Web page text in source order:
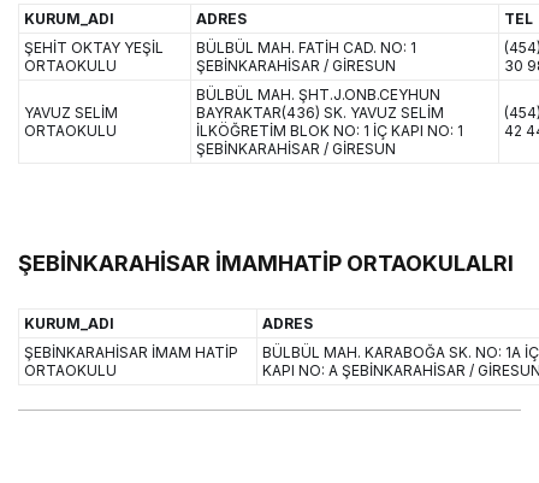
KURUM_ADI ADRES
TEL
ŞEHİT OKTAY YEŞİL
ORTAOKULU
BÜLBÜL MAH. FATİH CAD. NO: 1
ŞEBİNKARAHİSAR / GİRESUN
30
YAVUZ SELİM
ORTAOKULU
BÜLBÜL MAH. ŞHT.J.ONB.CEYHUN
BAYRAKTAR(436) SK. YAVUZ SELİM
İLKÖĞRETİM BLOK NO: 1 İÇ KAPI NO: 1
ŞEBİNKARAHİSAR / GİRESUN
42
ŞEBİNKARAHİSAR İMAMHATİP ORTAOKULALRI
KURUM_ADI
ADRES
ŞEBİNKARAHİSAR İMAM HATİP
ORTAOKULU
BÜLBÜL MAH. KARABOĞA SK. NO: 1A İÇ
KAPI NO: A ŞEBİNKARAHİSAR /